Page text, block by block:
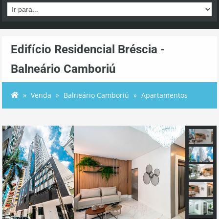
Edifício Residencial Bréscia -
Balneário Camboriú
Venda Balneário Camboriú Apartamentos